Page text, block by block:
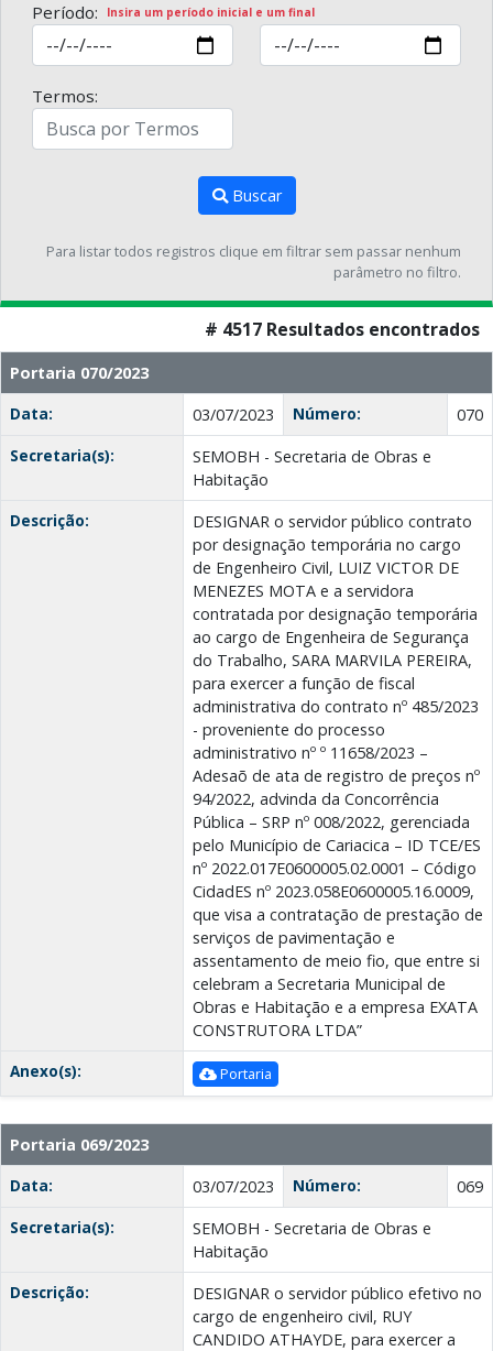
Período: Insira um período inicial e um final
Termos:
Buscar
Para listar todos registros clique em filtrar sem passar nenhum
parâmetro no filtro.
# 4517 Resultados encontrados
Portaria 070/2023
Data:
03/07/2023 Número:
070
Secretaria(s):
SEMOBH - Secretaria de Obras e
Habitação
Descrição:
DESIGNAR o servidor público contrato
por designação temporária no cargo
de Engenheiro Civil, LUIZ VICTOR DE
MENEZES MOTA e a servidora
contratada por designação temporária
ao cargo de Engenheira de Segurança
do Trabalho, SARA MARVILA PEREIRA,
para exercer a função de fiscal
administrativa do contrato nº 485/2023
- proveniente do processo
administrativo nº º 11658/2023 –
Adesaõ de ata de registro de preços nº
94/2022, advinda da Concorrência
Pública – SRP nº 008/2022, gerenciada
pelo Município de Cariacica – ID TCE/ES
nº 2022.017E0600005.02.0001 – Código
CidadES nº 2023.058E0600005.16.0009,
que visa a contratação de prestação de
serviços de pavimentação e
assentamento de meio fio, que entre si
celebram a Secretaria Municipal de
Obras e Habitação e a empresa EXATA
CONSTRUTORA LTDA”
Anexo(s):
Portaria
Portaria 069/2023
Data:
03/07/2023 Número:
069
Secretaria(s):
SEMOBH - Secretaria de Obras e
Habitação
Descrição:
DESIGNAR o servidor público efetivo no
cargo de engenheiro civil, RUY
CANDIDO ATHAYDE, para exercer a